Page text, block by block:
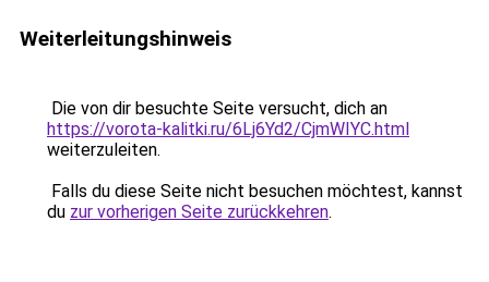
Weiterleitungshinweis
Die von dir besuchte Seite versucht, dich an
https://vorota-kalitki.ru/6Lj6Yd2/CjmWIYC.html
weiterzuleiten.
Falls du diese Seite nicht besuchen möchtest, kannst
du zur vorherigen Seite zurückkehren.